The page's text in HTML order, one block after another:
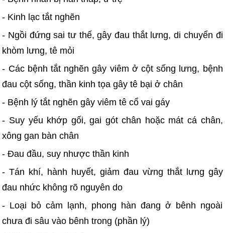
- Kinh lạc tắt nghẽn
- Ngồi đứng sai tư thế, gây đau thắt lưng, di chuyển đi
khòm lưng, tê mỏi
- Các bệnh tắt nghẽn gây viêm ở cột sống lưng, bệnh
đau cột sống, thần kinh tọa gây tê bại ở chân
- Bệnh lý tắt nghẽn gây viêm tê cổ vai gáy
- Suy yếu khớp gối, gai gót chân hoặc mát cá chân,
xông gan bàn chân
- Đau đầu, suy nhược thần kinh
- Tán khí, hành huyết, giảm đau vừng thắt lưng gây
đau nhức không rõ nguyên do
- Loại bỏ cảm lạnh, phong hàn đang ở bênh ngoài
chưa đi sâu vào bênh trong (phần lý)